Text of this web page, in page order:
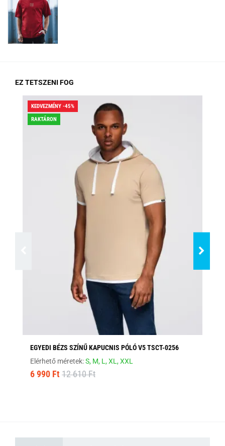
EZ TETSZENI FOG
KEDVEZMÉNY -45%
RAKTÁRON
EGYEDI BÉZS SZÍNŰ KAPUCNIS PÓLÓ V5 TSCT-0256
Elérhető méretek:S, M, L,XL,XXL
6 990 Ft 12 610 Ft